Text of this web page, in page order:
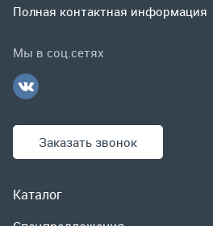
Спецпредложения
Гарантии и возврат